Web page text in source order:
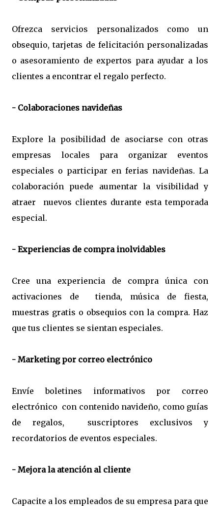
Ofrezca servicios personalizados como un
obsequio, tarjetas de felicitación personalizadas
o asesoramiento de expertos para ayudar a los
clientes a encontrar el regalo perfecto.
- Colaboraciones navideñas
Explore la posibilidad de asociarse con otras
empresas locales para organizar eventos
especiales o participar en ferias navideñas. La
colaboración puede aumentar la visibilidad y
atraer nuevos clientes durante esta temporada
especial.
- Experiencias de compra inolvidables
Cree una experiencia de compra única con
activaciones de tienda, música de fiesta,
muestras gratis o obsequios con la compra. Haz
que tus clientes se sientan especiales.
- Marketing por correo electrónico
Envíe boletines informativos por correo
electrónico con contenido navideño, como guías
de regalos, suscriptores exclusivos y
recordatorios de eventos especiales.
- Mejora la atención al cliente
Capacite a los empleados de su empresa para que